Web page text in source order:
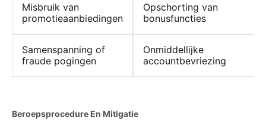
Misbruik van
promotieaanbiedingen
Opschorting van
bonusfuncties
Samenspanning of
fraude pogingen
Onmiddellijke
accountbevriezing
Beroepsprocedure En Mitigatie